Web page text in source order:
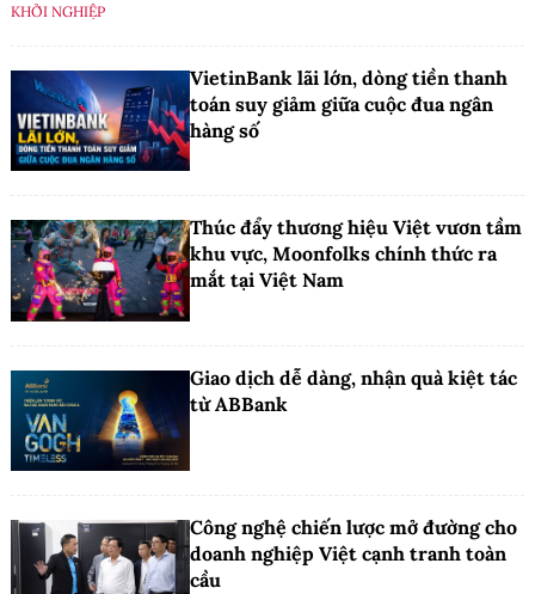
KHỞI NGHIỆP
VietinBank lãi lớn, dòng tiền thanh
toán suy giảm giữa cuộc đua ngân
hàng số
Thúc đẩy thương hiệu Việt vươn tầm
khu vực, Moonfolks chính thức ra
mắt tại Việt Nam
Giao dịch dễ dàng, nhận quà kiệt tác
từ ABBank
Công nghệ chiến lược mở đường cho
doanh nghiệp Việt cạnh tranh toàn
cầu